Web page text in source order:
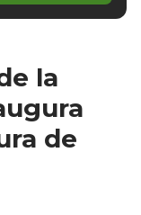
la
de